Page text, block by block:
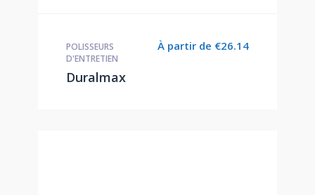
À partir de €26.14
POLISSEURS
D'ENTRETIEN
Duralmax